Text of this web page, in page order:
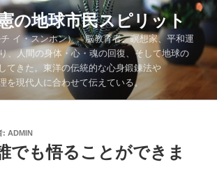
の地球市民スピリット
イ・スンホン）。脳教育者、瞑想家、平和運
、人間の身体・心・魂の回復、そして地球の
てきた。東洋の伝統的な心身鍛錬法や
を現代人に合わせて伝えている。
: ADMIN
でも悟ることができま